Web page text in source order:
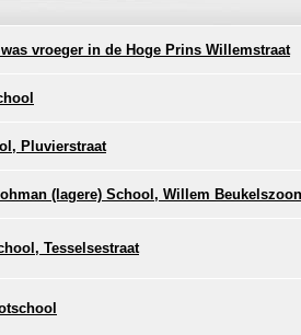
vroeger in de Hoge Prins Willemstraat
Pluvierstraat
(lagere) School, Willem
Tesselsestraat